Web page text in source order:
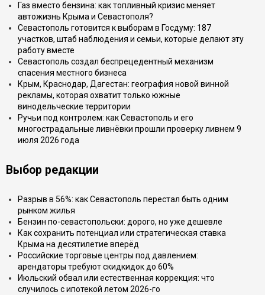
Газ вместо бензина: как топливный кризис меняет
автожизнь Крыма и Севастополя?
Севастополь готовится к выборам в Госдуму: 187
участков, штаб наблюдения и семьи, которые делают эту
работу вместе
Севастополь создал беспрецедентный механизм
спасения местного бизнеса
Крым, Краснодар, Дагестан: география новой винной
рекламы, которая охватит только южные
винодельческие территории
Ручьи под контролем: как Севастополь и его
многострадальные ливнёвки прошли проверку ливнем 9
июля 2026 года
Выбор редакции
Разрыв в 56%: как Севастополь перестал быть одним
рынком жилья
Бензин по-севастопольски: дорого, но уже дешевле
Как сохранить потенциал или стратегическая ставка
Крыма на десятилетие вперёд
Российские торговые центры под давлением:
арендаторы требуют скидкидок до 60%
Июльский обвал или естественная коррекция: что
случилось с ипотекой летом 2026-го